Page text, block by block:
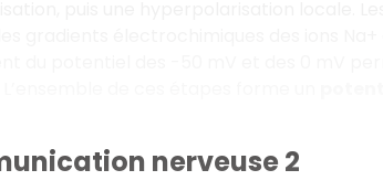
nerveuse 2